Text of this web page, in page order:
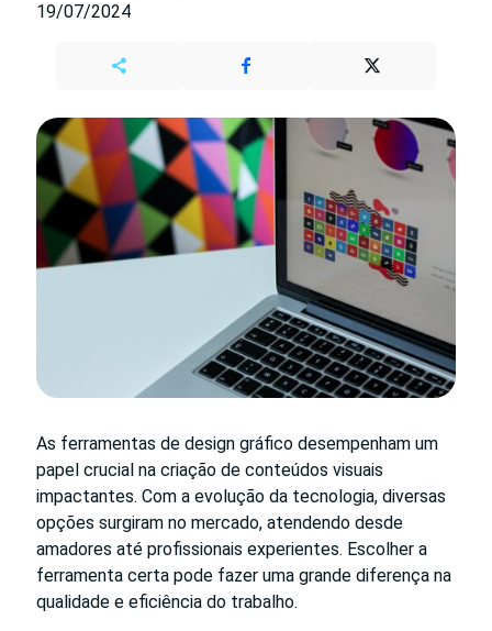
19/07/2024
As ferramentas de design gráfico desempenham um
papel crucial na criação de conteúdos visuais
impactantes. Com a evolução da tecnologia, diversas
opções surgiram no mercado, atendendo desde
amadores até profissionais experientes. Escolher a
ferramenta certa pode fazer uma grande diferença na
qualidade e eficiência do trabalho.